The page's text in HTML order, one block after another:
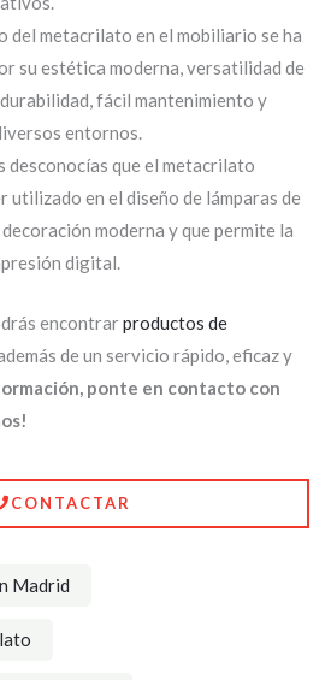
del metacrilato en el mobiliario se ha
su estética moderna, versatilidad de
fácil mantenimiento y
entornos.
desconocías que el metacrilato
utilizado en el diseño de lámparas de
moderna y que permite la
digital.
encontrarproductos de
de un servicio rápido, eficaz y
ponte en contacto con
CONTACTAR
Madrid